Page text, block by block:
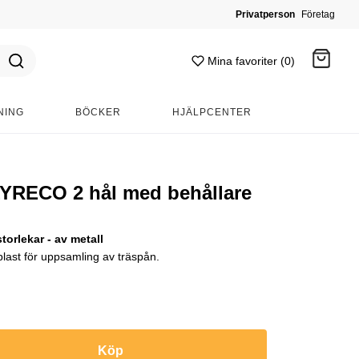
Privatperson Företag
Mina favoriter (0)
BÖCKER HJÄLPCENTER
2 hål med behållare
- av metall
för uppsamling av träspån.
Köp